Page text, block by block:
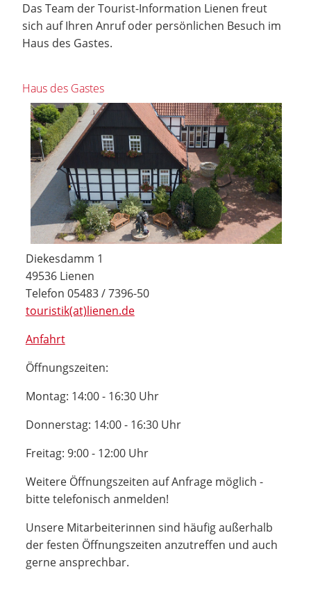
Das Team der Tourist-Information Lienen freut
sich auf Ihren Anruf oder persönlichen Besuch im
Haus des Gastes.
Haus des Gastes
Diekesdamm 1
49536 Lienen
Telefon 05483 / 7396-50
touristik(at)lienen.de
Anfahrt
Öffnungszeiten:
Montag: 14:00 - 16:30 Uhr
Donnerstag: 14:00 - 16:30 Uhr
Freitag: 9:00 - 12:00 Uhr
Weitere Öffnungszeiten auf Anfrage möglich -
bitte telefonisch anmelden!
Unsere Mitarbeiterinnen sind häufig außerhalb
der festen Öffnungszeiten anzutreffen und auch
gerne ansprechbar.